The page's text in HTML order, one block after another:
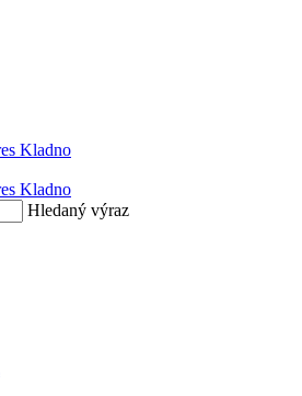
Kladno
Kladno
Hledaný výraz